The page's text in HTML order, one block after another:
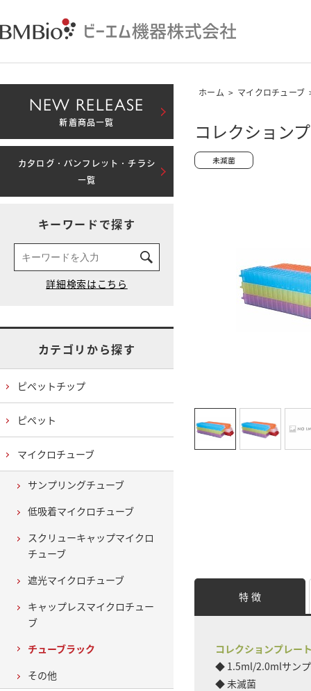
ホーム > マイクロチューブ
コレクション
特 徴
コレクションプレー
◆ 1.5ml/2.0mlサン
◆ 未滅菌
NEW RELEASE
新着商品一覧
カタログ・パンフレット・チラシ
一覧
キーワードで探す
カテゴリから探す
ピペットチップ
ピペット
マイクロチューブ
サンプリングチューブ
低吸着マイクロチューブ
スクリューキャップマイクロ
チューブ
遮光マイクロチューブ
キャップレスマイクロチュー
ブ
チューブラック
その他